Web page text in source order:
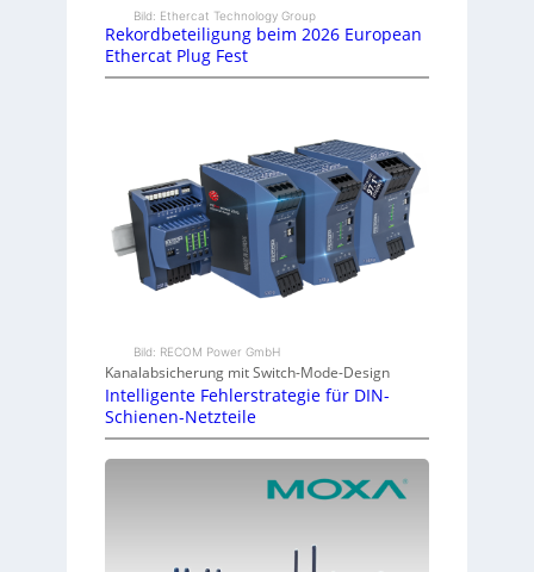
Bild: Ethercat Technology Group
Rekordbeteiligung beim 2026 European
Ethercat Plug Fest
Bild: RECOM Power GmbH
Kanalabsicherung mit Switch-Mode-Design
Intelligente Fehlerstrategie für DIN-
Schienen-Netzteile